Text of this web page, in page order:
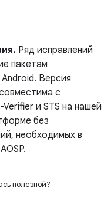
Ряд исправлений
пакетам
Версия
с
и STS на нашей
без
необходимых в
полезной?